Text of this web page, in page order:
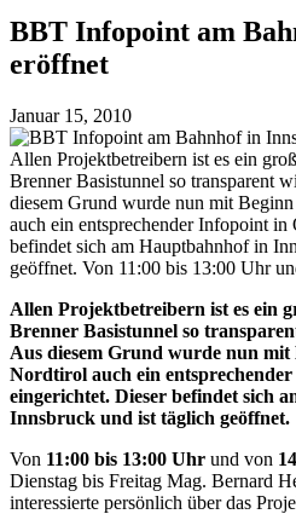
BBT Infopoint am
eröffnet
Januar 15, 2010
Allen Projektbetreibern ist es ein
Brenner Basistunnel so transparent
diesem Grund wurde nun mit
auch ein entsprechender Infopoint in
befindet sich am Hauptbahnhof in
geöffnet. Von 11:00 bis 13:00 Uhr
Allen Projektbetreibern ist es ein
Brenner Basistunnel so
Aus diesem Grund wurde nun
Nordtirol auch ein
eingerichtet. Dieser befindet sich
Innsbruck und ist täglich geöffnet.
Von 11:00 bis 13:00 Uhr und von
Dienstag bis Freitag Mag. Bernard
interessierte persönlich über das